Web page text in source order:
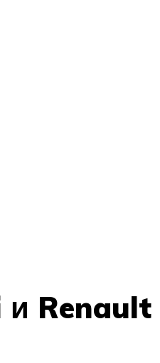
и Renault